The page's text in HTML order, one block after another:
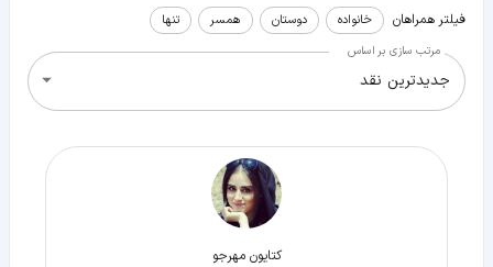
فیلتر همراهان خانواده دوستان همسر تنها
مرتب سازی بر اساس
جدیدترین نقد
كتايون مهرجو